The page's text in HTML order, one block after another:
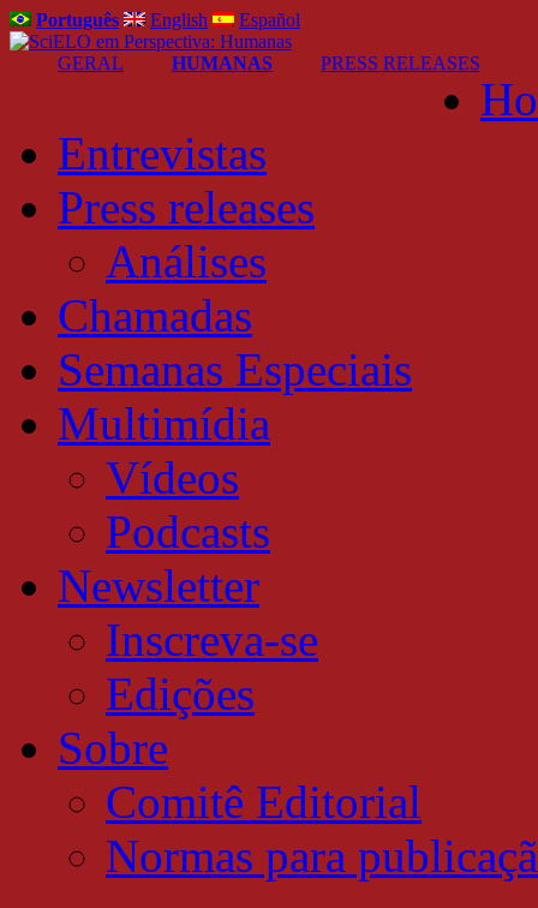
Português English Español
GERAL HUMANAS PRESS RELEASES
Entrevistas
Press releases
Análises
Chamadas
Semanas Especiais
Multimídia
Vídeos
Podcasts
Newsletter
Inscreva-se
Edições
Sobre
Comitê Editorial
Normas para